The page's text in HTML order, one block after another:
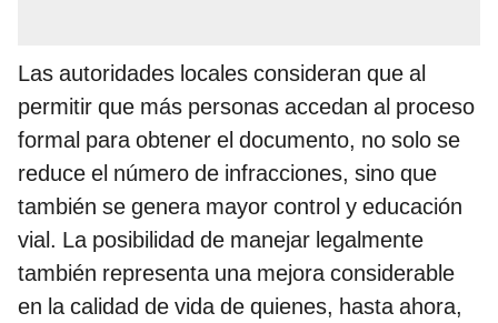
Las autoridades locales consideran que al
permitir que más personas accedan al proceso
formal para obtener el documento, no solo se
reduce el número de infracciones, sino que
también se genera mayor control y educación
vial. La posibilidad de manejar legalmente
también representa una mejora considerable
en la calidad de vida de quienes, hasta ahora,